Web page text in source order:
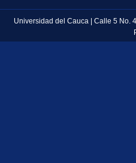
Universidad del Cauca | Calle 5 No.